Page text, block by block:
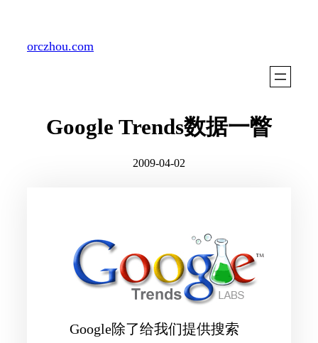
orczhou.com
Google Trends数据一瞥
2009-04-02
Google除了给我们提供搜索